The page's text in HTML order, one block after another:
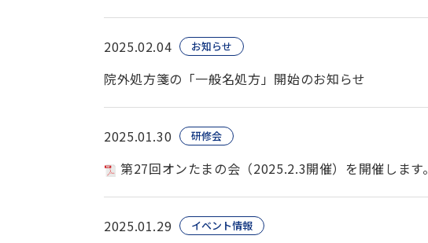
2025.02.04 お知らせ
院外処方箋の「一般名処方」開始のお知らせ
2025.01.30 研修会
第27回オンたまの会（2025.2.3開催）を開催します。
2025.01.29 イベント情報